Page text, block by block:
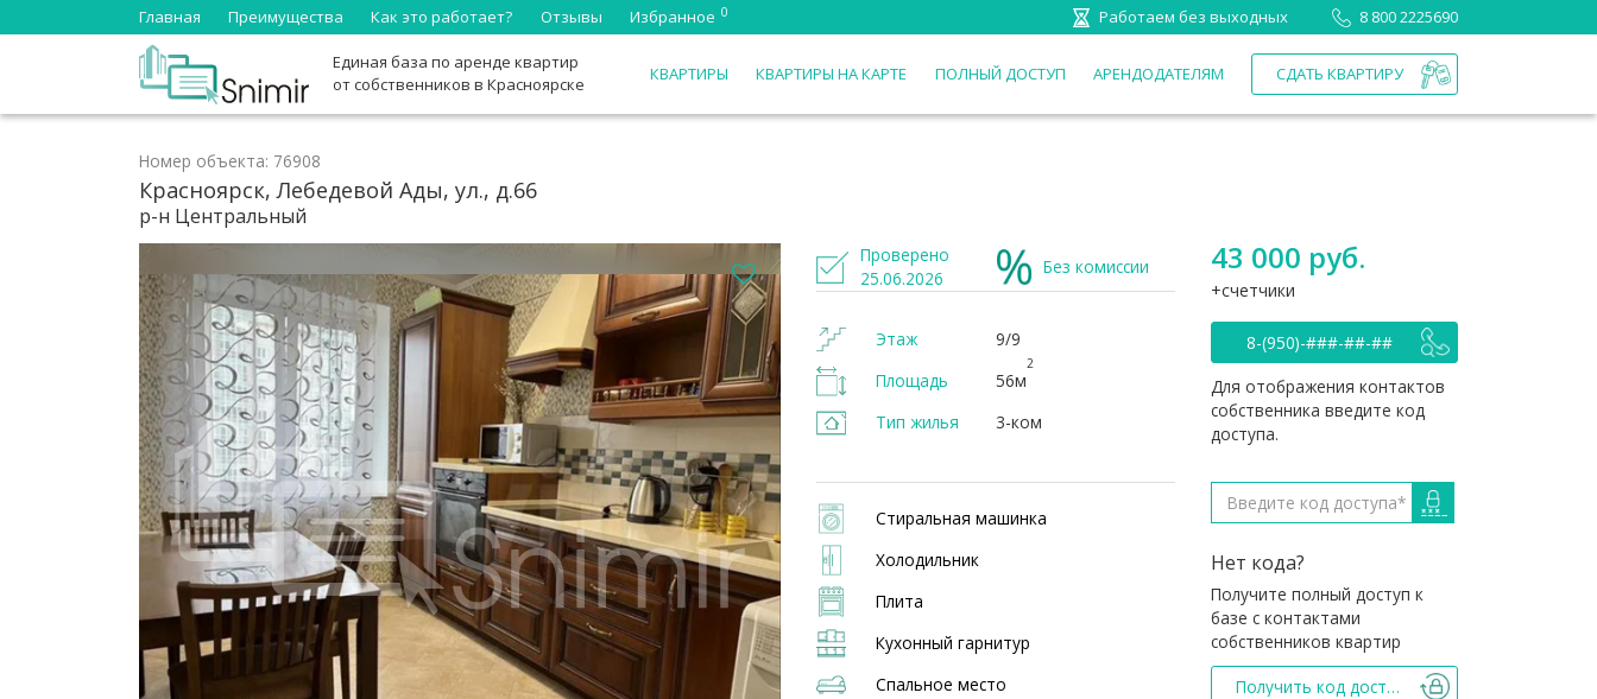
Главная Преимущества Как это работает? Отзывы Избранное 0 Работаем без выходных 8 800 2225690
Единая база по аренде квартир
от собственников в Красноярске
КВАРТИРЫ КВАРТИРЫ НА КАРТЕ ПОЛНЫЙ ДОСТУП АРЕНДОДАТЕЛЯМ СДАТЬ КВАРТИРУ
Номер объекта: 76908
Красноярск, Лебедевой Ады, ул., д.66
р-н Центральный
Проверено
25.06.2026
Без комиссии
Этаж
9/9
Площадь
56м
2
Тип жилья 3-ком
43 000 руб.
счетчики
8-(950)-###-##-##
Для отображения контактов
собственника введите код
доступа.
Стиральная машинка
Холодильник
Плита
Кухонный гарнитур
Спальное место
Нет кода?
Получите полный доступ к
базе с контактами
собственников квартир
Получить код доступа